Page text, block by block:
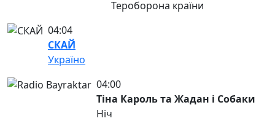
Тероборона країни
04:04
СКАЙ
Україно
04:00
Тіна Кароль та Жадан і Собаки
Ніч